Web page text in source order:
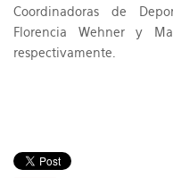
Coordinadoras de
Florencia Wehner y
respectivamente.